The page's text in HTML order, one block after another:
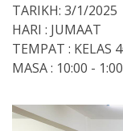
TARIKH: 3/1/2025
HARI : JUMAAT
TEMPAT : KELAS
MASA : 10:00 -